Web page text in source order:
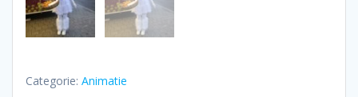
Categorie: Animatie